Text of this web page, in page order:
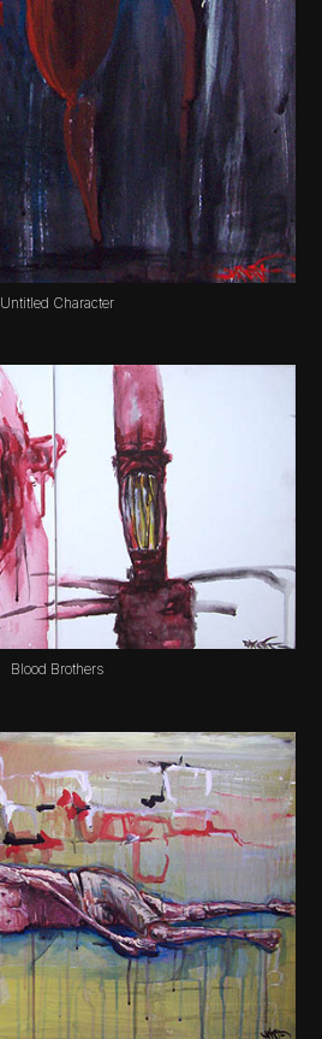
Untitled Character
Blood Brothers